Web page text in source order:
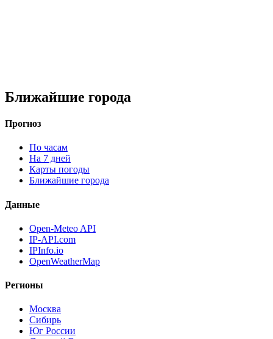
Ближайшие города
Прогноз
По часам
На 7 дней
Карты погоды
Ближайшие города
Данные
Open-Meteo API
IP-API.com
IPInfo.io
OpenWeatherMap
Регионы
Москва
Сибирь
Юг России